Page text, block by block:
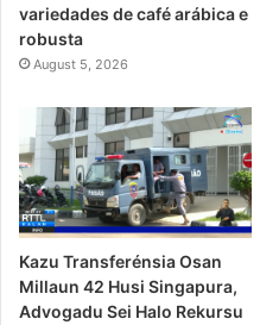
variedades de café arábica e
robusta
August 5, 2026
Kazu Transferénsia Osan
Millaun 42 Husi Singapura,
Advogadu Sei Halo Rekursu